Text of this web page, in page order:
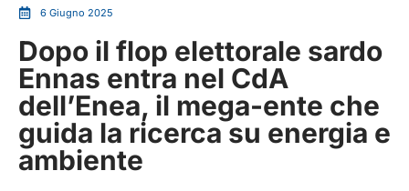
6 Giugno 2025
Dopo il flop elettorale sardo
Ennas entra nel CdA
dell’Enea, il mega-ente che
guida la ricerca su energia e
ambiente